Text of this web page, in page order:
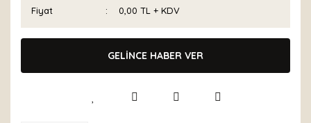
Fiyat 0,00 TL + KDV
GELİNCE HABER VER